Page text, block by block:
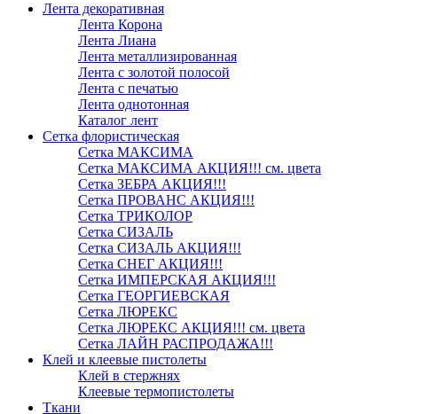
Лента декоративная
Лента Корона
Лента Лиана
Лента металлизированная
Лента с золотой полосой
Лента с печатью
Лента однотонная
Каталог лент
Сетка флористическая
Сетка МАКСИМА
Сетка МАКСИМА АКЦИЯ!!! см. цвета
Сетка ЗЕБРА АКЦИЯ!!!
Сетка ПРОВАНС АКЦИЯ!!!
Сетка ТРИКОЛОР
Сетка СИЗАЛЬ
Сетка СИЗАЛЬ АКЦИЯ!!!
Сетка СНЕГ АКЦИЯ!!!
Сетка ИМПЕРСКАЯ АКЦИЯ!!!
Сетка ГЕОРГИЕВСКАЯ
Сетка ЛЮРЕКС
Сетка ЛЮРЕКС АКЦИЯ!!! см. цвета
Сетка ЛАЙН РАСПРОДАЖА!!!
Клей и клеевые пистолеты
Клей в стержнях
Клеевые термопистолеты
Ткани